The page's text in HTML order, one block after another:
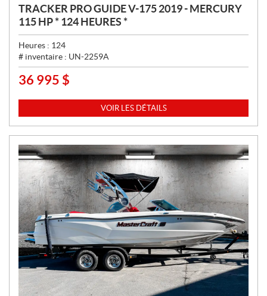
TRACKER PRO GUIDE V-175 2019 - MERCURY
115 HP * 124 HEURES *
Heures : 124
# inventaire : UN-2259A
P
X
:
36 995 $
VOIR LES DÉTAILS